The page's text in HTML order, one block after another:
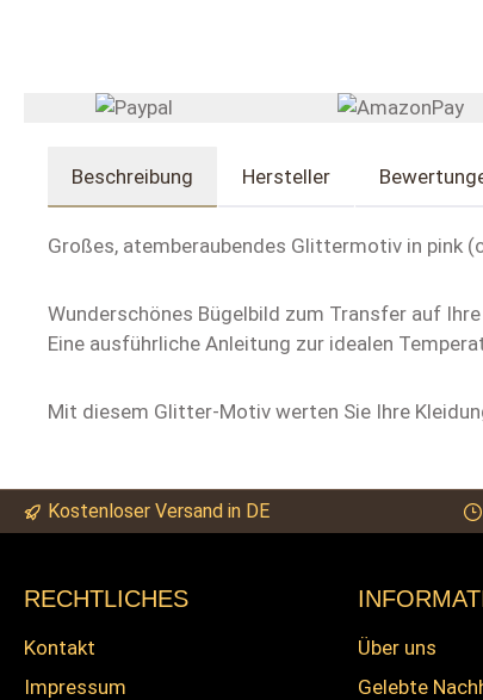
Beschreibung Hersteller
Großes, atemberaubendes Glittermotiv in pink
Wunderschönes Bügelbild zum Transfer auf
Eine ausführliche Anleitung zur idealen
Mit diesem Glitter-Motiv werten Sie Ihre
Kostenloser Versand in DE
RECHTLICHES
Kontakt
Impressum
Über uns
Gelebte